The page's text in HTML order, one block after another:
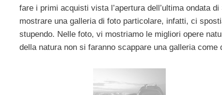
fare i primi acquisti vista l’apertura dell’ultima ondata
mostrare una galleria di foto particolare, infatti, ci
stupendo. Nelle foto, vi mostriamo le migliori opere
della natura non si faranno scappare una galleria come